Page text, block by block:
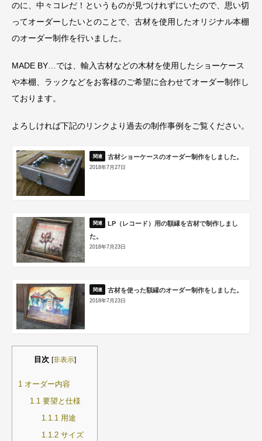
のに、中々コレだ！というものが見つけれずにいたので、思い切
ってオーダーしたいとのことで、古材を使用したオリジナル本棚
のオーダー制作を行いました。
MADE BY…では、輸入古材などの木材を使用したショーケース
や本棚、ラックなどをお客様のご希望に合わせてオーダー制作し
ております。
よろしければ下記のリンクより過去の制作事例をご覧ください。
古材ショーケースのオーダー制作をしました。
2018年7月27日
LP（レコード）用の額縁を古材で制作しまし
た。
2018年7月23日
古材を使った額縁のオーダー制作をしました。
2018年7月23日
目次 [非表示]
1 オーダー内容
1.1 要望と仕様
1.1.1 用途
1.1.2サイズ